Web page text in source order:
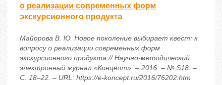
о реализации современных форм
экскурсионного продукта
Майорова В. Ю. Новое поколение выбирает квест: к
вопросу о реализации современных форм
экскурсионного продукта // Научно-методический
электронный журнал «Концепт». – 2016. – № S18. –
С. 18–22. – URL: https://e-koncept.ru/2016/76202.htm